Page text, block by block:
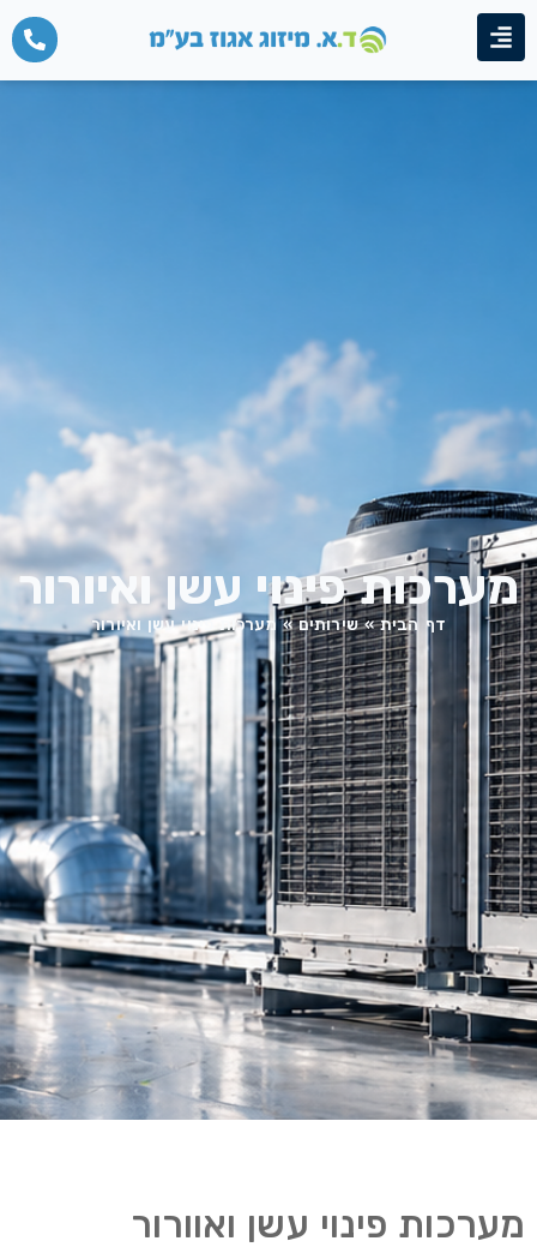
מערכות פינוי עשן ואיורור
דף הבית»שירותים»מערכות פינוי עשן ואיורור
מערכות פינוי עשן ואוורור